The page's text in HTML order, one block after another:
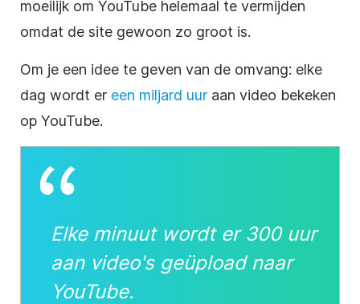
moeilijk om YouTube helemaal te vermijden
omdat de site gewoon zo groot is.
Om je een idee te geven van de omvang: elke
dag wordt er een miljard uur aan video bekeken
op YouTube.
Elke minuut wordt er 300 uur
aan video's geüpload naar
YouTube.